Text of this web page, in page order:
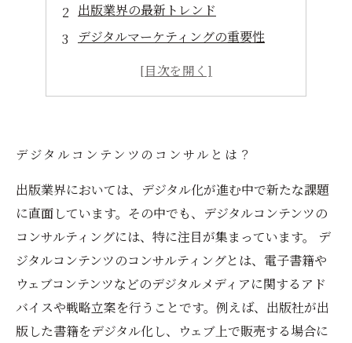
出版業界の最新トレンド
デジタルマーケティングの重要性
コンテンツの品質向上のための戦略
デジタルコンテンツのコンサルとは？
出版業界においては、デジタル化が進む中で新たな課題
に直面しています。その中でも、デジタルコンテンツの
コンサルティングには、特に注目が集まっています。 デ
ジタルコンテンツのコンサルティングとは、電子書籍や
ウェブコンテンツなどのデジタルメディアに関するアド
バイスや戦略立案を行うことです。例えば、出版社が出
版した書籍をデジタル化し、ウェブ上で販売する場合に